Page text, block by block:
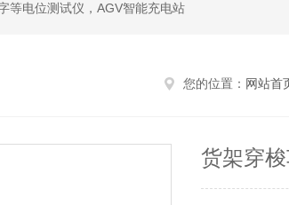
等电位测试仪，AGV智能充电站
您的位置： 网站首
货架穿